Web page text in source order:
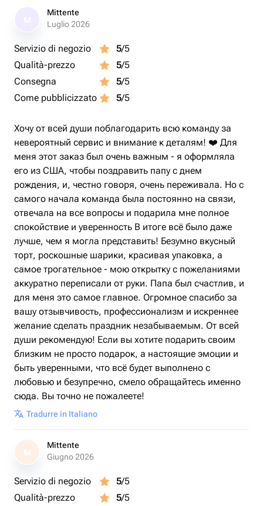
Mittente
Luglio 2026
Servizio di negozio 5/5
Qualità-prezzo
5/5
Consegna
5/5
Come pubblicizzato
5/5
Хочу от всей души поблагодарить всю команду за
невероятный сервис и внимание к деталям! ❤️ Для
меня этот заказ был очень важным - я оформляла
его из США, чтобы поздравить папу с днем
рождения, и, честно говоря, очень переживала. Но с
самого начала команда была постоянно на связи,
отвечала на все вопросы и подарила мне полное
спокойствие и уверенность В итоге всё было даже
лучше, чем я могла представить! Безумно вкусный
торт, роскошные шарики, красивая упаковка, а
самое трогательное - мою открытку с пожеланиями
аккуратно переписали от руки. Папа был счастлив, и
для меня это самое главное. Огромное спасибо за
вашу отзывчивость, профессионализм и искреннее
желание сделать праздник незабываемым. От всей
души рекомендую! Если вы хотите подарить своим
близким не просто подарок, а настоящие эмоции и
быть уверенными, что всё будет выполнено с
любовью и безупречно, смело обращайтесь именно
сюда. Вы точно не пожалеете!
Tradurre in Italiano
M
Mittente
Giugno 2026
Servizio di negozio 5/5
Qualità-prezzo
5/5